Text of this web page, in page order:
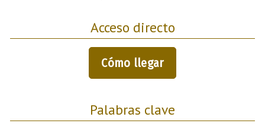
Acceso directo
Cómo llegar
Palabras clave